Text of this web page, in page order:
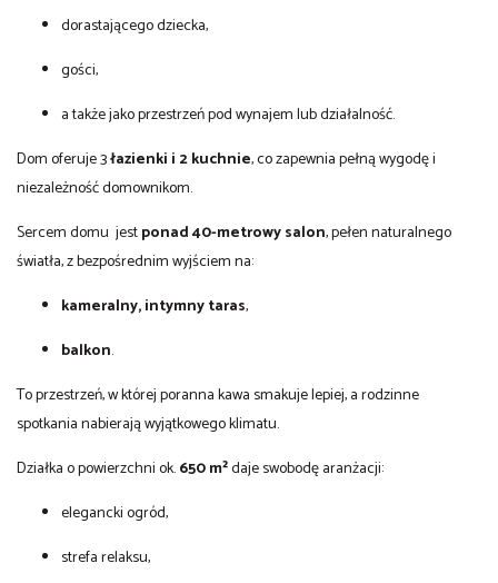
dorastającego dziecka,
gości,
a także jako przestrzeń pod wynajem lub działalność.
Dom oferuje 3łazienki i 2 kuchnie, co zapewnia pełną wygodę i
niezależność domownikom.
Sercem domu jestponad 40-metrowy salon, pełen naturalnego
światła, z bezpośrednim wyjściem na:
kameralny, intymny taras,
balkon.
To przestrzeń, w której poranna kawa smakuje lepiej, a rodzinne
spotkania nabierają wyjątkowego klimatu.
Działka o powierzchni ok.650 m²daje swobodę aranżacji:
elegancki ogród,
strefa relaksu,